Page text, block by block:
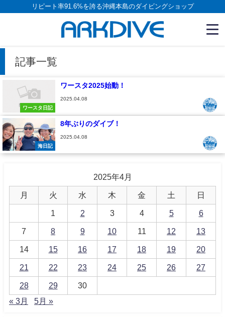
リピート率91.6%を誇る沖縄本島のダイビングショップ
記事一覧
ワースタ日記
ワースタ2025始動！
2025.04.08
海日記
8年ぶりのダイブ！
2025.04.08
2025年4月
月 火 水 木 金 土 日
1 2 3 4 5 6
7 8 9 10 11 12 13
14 15 16 17 18 19 20
21 22 23 24 25 26 27
28 29
30
« 3月
5月 »